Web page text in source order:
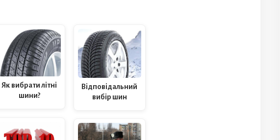
Як вибрати літні
шини?
Відповідальний
вибір шин